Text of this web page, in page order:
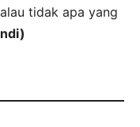
tidak apa yang